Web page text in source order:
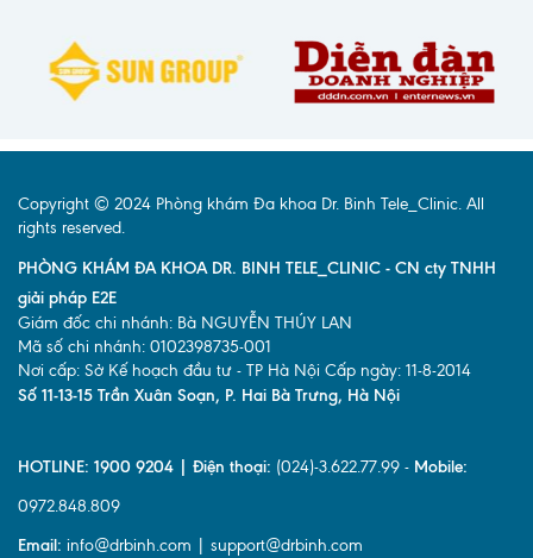
Copyright © 2024 Phòng khám Đa khoa Dr. Binh Tele_Clinic. All
rights reserved.
PHÒNG KHÁM ĐA KHOA DR. BINH TELE_CLINIC - CN cty TNHH
giải pháp E2E
Giám đốc chi nhánh: Bà NGUYỄN THÚY LAN
Mã số chi nhánh: 0102398735-001
Nơi cấp: Sở Kế hoạch đầu tư - TP Hà Nội Cấp ngày: 11-8-2014
Số 11-13-15 Trần Xuân Soạn, P. Hai Bà Trưng, Hà Nội
HOTLINE: 1900 9204 | Điện thoại: (024)-3.622.77.99 - Mobile:
0972.848.809
Email: info@drbinh.com | support@drbinh.com